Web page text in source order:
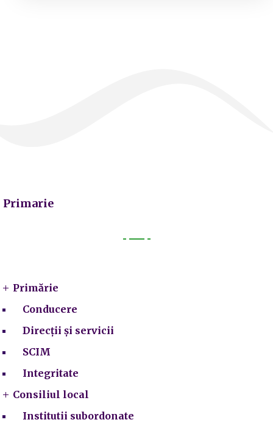
Primarie
Primărie
Conducere
Direcții și servicii
SCIM
Integritate
Consiliul local
Institutii subordonate